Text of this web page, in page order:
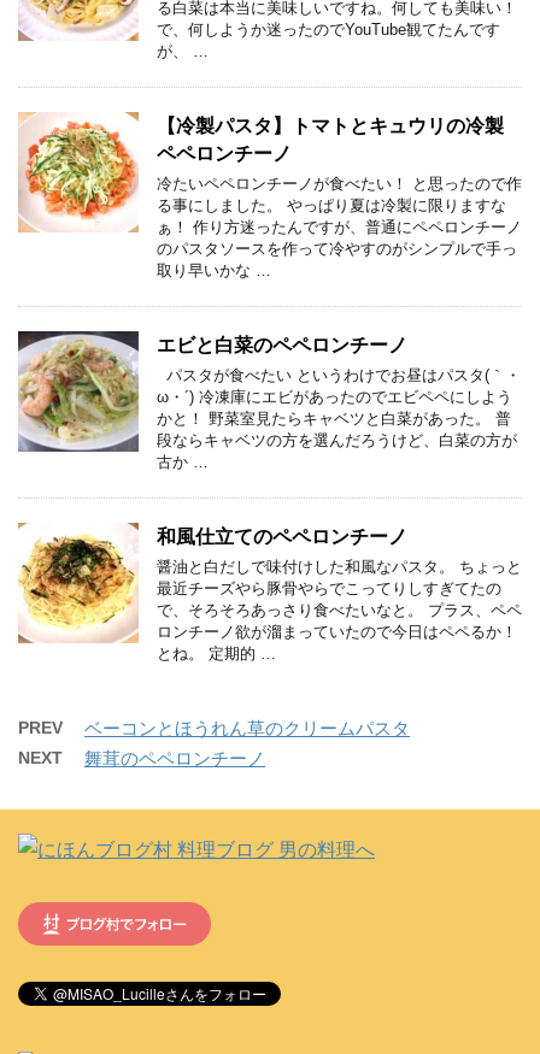
る白菜は本当に美味しいですね。何しても美味い！
で、何しようか迷ったのでYouTube観てたんです
が、 …
【冷製パスタ】トマトとキュウリの冷製
ペペロンチーノ
冷たいペペロンチーノが食べたい！ と思ったので作
る事にしました。 やっぱり夏は冷製に限りますな
ぁ！ 作り方迷ったんですが、普通にペペロンチーノ
のパスタソースを作って冷やすのがシンプルで手っ
取り早いかな …
エビと白菜のペペロンチーノ
パスタが食べたい というわけでお昼はパスタ(｀・
ω・´) 冷凍庫にエビがあったのでエビペペにしよう
かと！ 野菜室見たらキャベツと白菜があった。 普
段ならキャベツの方を選んだろうけど、白菜の方が
古か …
和風仕立てのペペロンチーノ
醤油と白だしで味付けした和風なパスタ。 ちょっと
最近チーズやら豚骨やらでこってりしすぎてたの
で、そろそろあっさり食べたいなと。 プラス、ペペ
ロンチーノ欲が溜まっていたので今日はペペるか！
とね。 定期的 …
PREV ベーコンとほうれん草のクリームパスタ
NEXT 舞茸のペペロンチーノ